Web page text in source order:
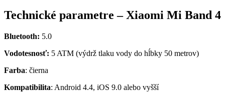
Technické parametre – Xiaomi Mi Band 4
Bluetooth: 5.0
Vodotesnosť: 5 ATM (výdrž tlaku vody do hĺbky 50 metrov)
Farba: čierna
Kompatibilita: Android 4.4, iOS 9.0 alebo vyšší